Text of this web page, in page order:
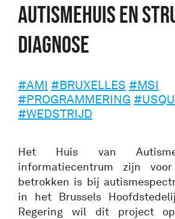
AUTISMEHUIS EN
DIAGNOSE
#AMI #BRUXELLES #MSI
#PROGRAMMERING
#WEDSTRIJD
Het Huis van
informatiecentrum zijn
betrokken is bij
in het Brussels
Regering wil dit project